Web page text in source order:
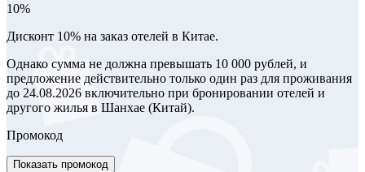
10%
Дисконт 10% на заказ отелей в Китае.
Однако сумма не должна превышать 10 000 рублей, и
предложение действительно только один раз для проживания
до 24.08.2026 включительно при бронировании отелей и
другого жилья в Шанхае (Китай).
Промокод
Показать промокод